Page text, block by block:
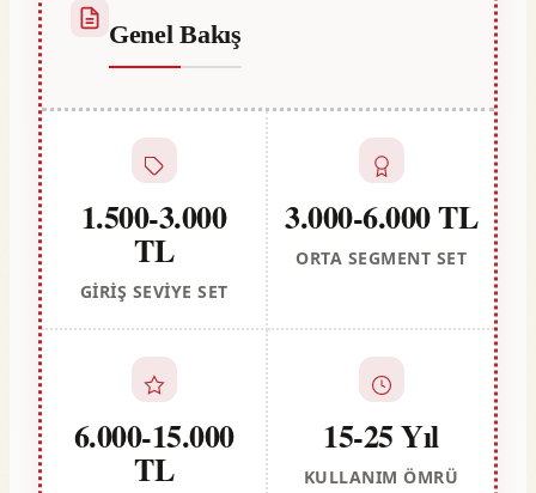
Genel Bakış
1.500-3.000
TL
GIRIŞ SEVIYE SET
3.000-6.000 TL
ORTA SEGMENT SET
6.000-15.000
TL
15-25 Yıl
KULLANIM ÖMRÜ